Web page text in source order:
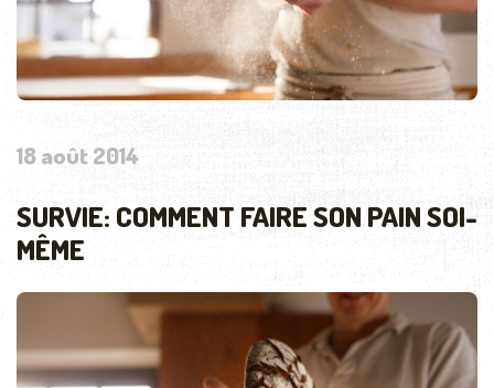
18 août 2014
SURVIE: COMMENT FAIRE SON PAIN SOI-
MÊME